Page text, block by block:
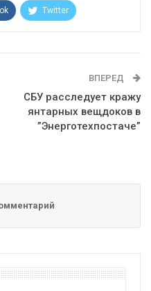
Twitter
ВПЕРЕД
СБУ расследует кражу
янтарных вещдоков в
”Энерготехпостаче”